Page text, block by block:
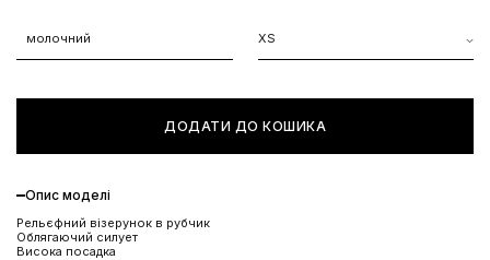
молочний XS
ДОДАТИ ДО КОШИКА
Опис моделі
Рельєфний візерунок в рубчик
Облягаючий силует
Висока посадка